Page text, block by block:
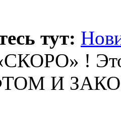
тут:
!
И